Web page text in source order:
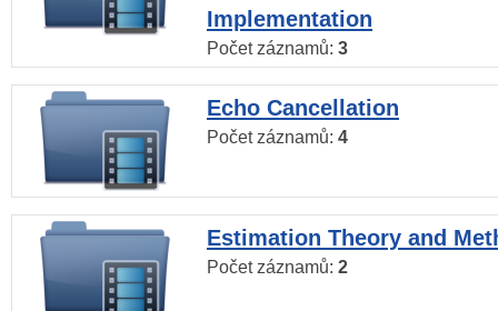
Implementation
Počet záznamů: 3
Echo Cancellation
Počet záznamů: 4
Estimation Theory and
Počet záznamů: 2